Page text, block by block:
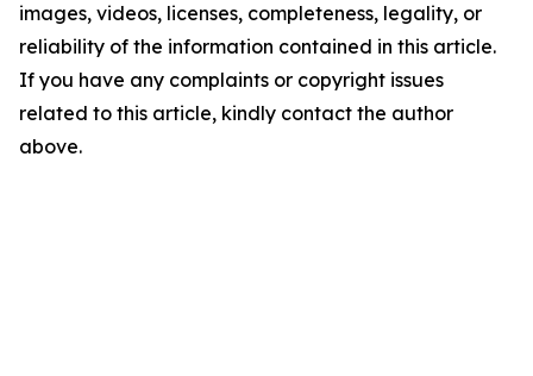
images, videos, licenses, completeness, legality, or
reliability of the information contained in this article.
If you have any complaints or copyright issues
related to this article, kindly contact the author
above.